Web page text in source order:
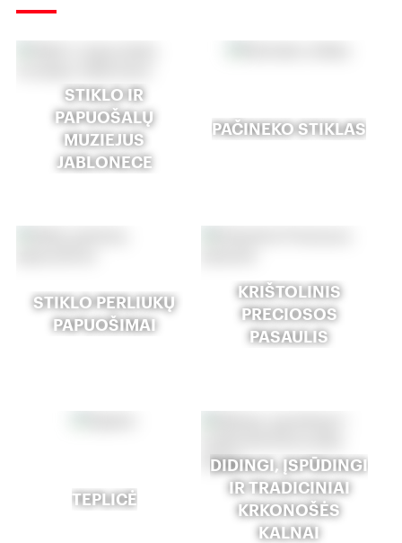
STIKLO IR
PAPUOŠALŲ
MUZIEJUS
JABLONECE
PAČINEKO STIKLAS
STIKLO PERLIUKŲ
PAPUOŠIMAI
KRIŠTOLINIS
PRECIOSOS
PASAULIS
TEPLICĖ
DIDINGI, ĮSPŪDINGI
IR TRADICINIAI
KRKONOŠĖS
KALNAI